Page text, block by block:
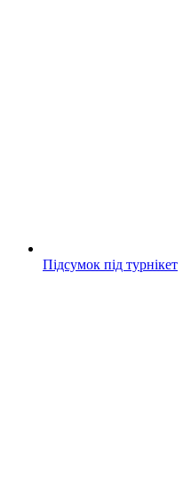
Підсумок під турнікет